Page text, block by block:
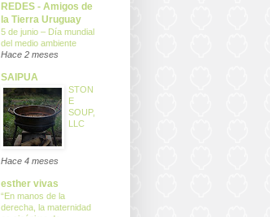
REDES - Amigos de
la Tierra Uruguay
5 de junio – Día mundial
del medio ambiente
Hace 2 meses
SAIPUA
STON
E
SOUP,
LLC
Hace 4 meses
esther vivas
“En manos de la
derecha, la maternidad